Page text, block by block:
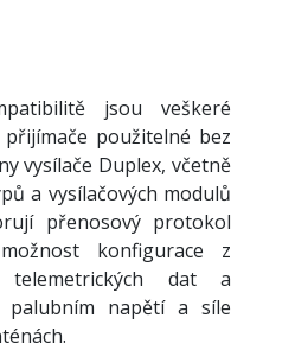
jsou veškeré
použitelné bez
vysílače Duplex, včetně
a vysílačových modulů
přenosový protokol
konfigurace z
telemetrických dat a
napětí a síle